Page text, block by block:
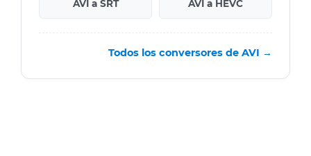
AVI a SRT AVI a HEVC
Todos los conversores de AVI →